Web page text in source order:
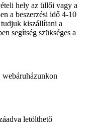
hely az üllői vagy a
a beszerzési idő 4-10
kiszállítani a
segítség szükséges a
webáruházunkon
letölthető